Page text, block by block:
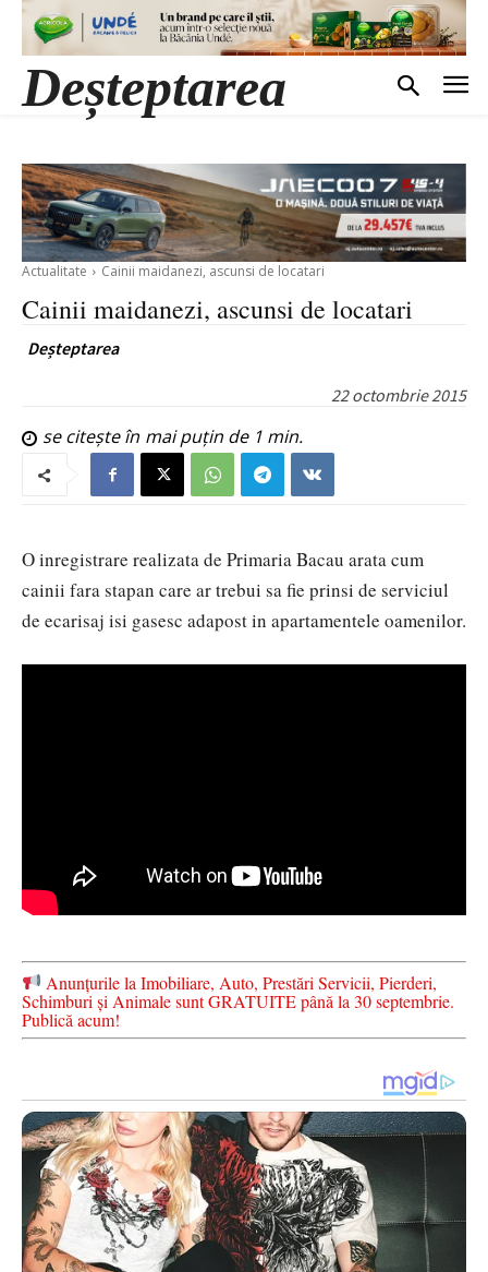
Deșteptarea
Actualitate Cainii maidanezi, ascunsi de locatari
Cainii maidanezi, ascunsi de locatari
Deșteptarea
22 octombrie 2015
se citește în mai puțin de 1 min.
O inregistrare realizata de Primaria Bacau arata cum
cainii fara stapan care ar trebui sa fie prinsi de serviciul
de ecarisaj isi gasesc adapost in apartamentele oamenilor.
Anunțurile la Imobiliare, Auto, Prestări Servicii, Pierderi,
Schimburi și Animale sunt GRATUITE până la 30 septembrie.
Publică acum!